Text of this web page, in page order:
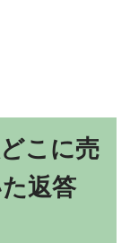
こに売
返答